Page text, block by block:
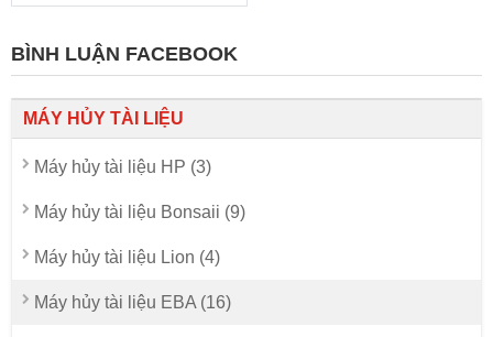
BÌNH LUẬN FACEBOOK
MÁY HỦY TÀI LIỆU
Máy hủy tài liệu HP (3)
Máy hủy tài liệu Bonsaii (9)
Máy hủy tài liệu Lion (4)
Máy hủy tài liệu EBA (16)